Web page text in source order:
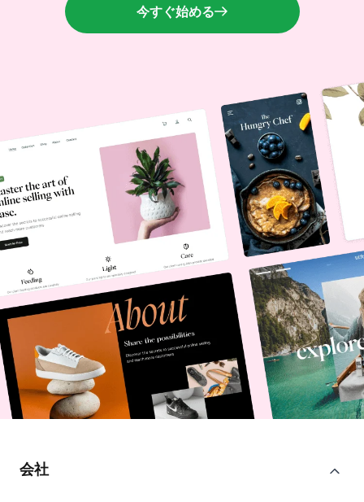
今すぐ始める
会社